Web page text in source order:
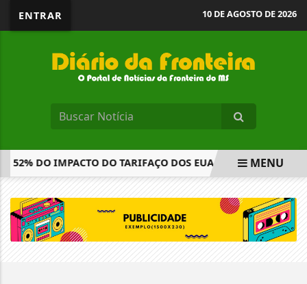
ENTRAR 10 DE AGOSTO DE 2026
52% DO IMPACTO DO TARIFAÇO DOS EUA CONSELHO
MENU